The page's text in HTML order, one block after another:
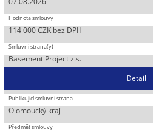
114 000 CZK bez DPH
Basement Project z.s.
Detail
Olomoucký kraj